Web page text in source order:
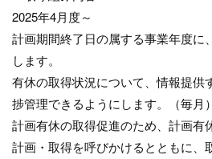
2025年4月度～
計画期間終了日の属する事業年度に
します。
有休の取得状況について、情報提供
捗管理できるようにします。（毎月）
計画有休の取得促進のため、計画有
計画・取得を呼びかけるとともに、